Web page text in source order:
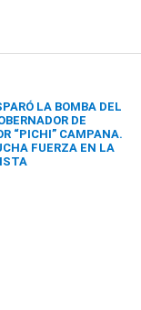
LA BOMBA DEL
DE
“PICHI” CAMPANA.
FUERZA EN LA